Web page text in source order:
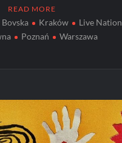
READ MORE
Bovska Kraków Live Nation
Poznań Warszawa